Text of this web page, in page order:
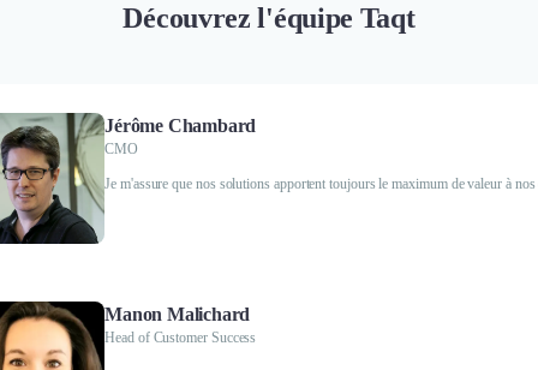
Découvrez l'équipe Taqt
Jérôme Chambard
CMO
Je m'assure que nos solutions apportent toujours le maximum de valeur à nos
Manon Malichard
Head of Customer Success